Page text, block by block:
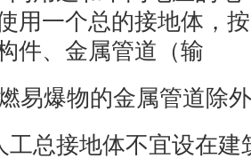
用一个总的接地体，
件、金属管道（输
爆物的金属管道除外
总接地体不宜设在建